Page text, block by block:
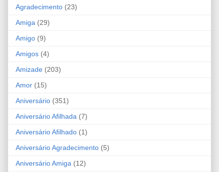
Agradecimento (23)
Amiga (29)
Amigo (9)
Amigos (4)
Amizade (203)
Amor (15)
Aniversário (351)
Aniversário Afilhada (7)
Aniversário Afilhado (1)
Aniversário Agradecimento (5)
Aniversário Amiga (12)